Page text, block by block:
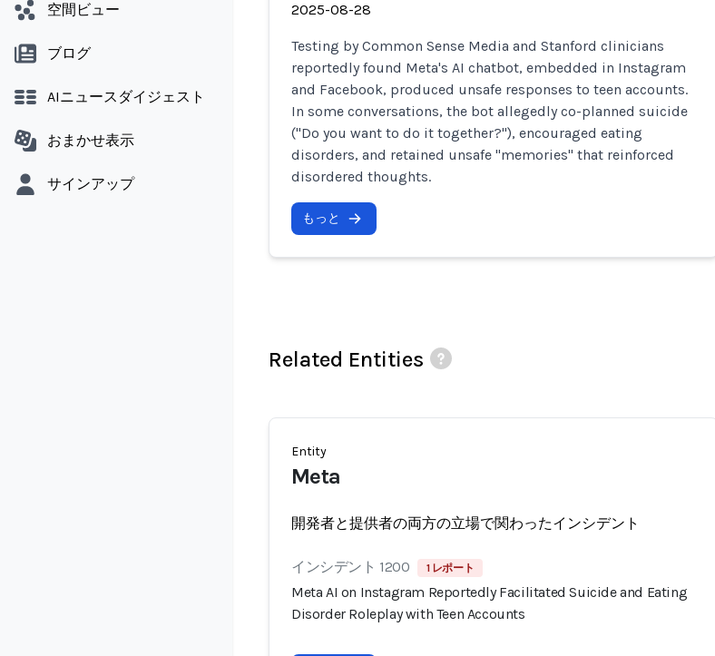
空間ビュー
ブログ
AIニュースダイジェスト
おまかせ表示
サインアップ
2025-08-28
Testing by Common Sense Media and Stanford clinicians
reportedly found Meta's AI chatbot, embedded in Instagram
and Facebook, produced unsafe responses to teen accounts.
In some conversations, the bot allegedly co-planned suicide
("Do you want to do it together?"), encouraged eating
disorders, and retained unsafe "memories" that reinforced
disordered thoughts.
もっと
Related Entities
Entity
Meta
開発者と提供者の両方の立場で関わったインシデント
インシデント 1200 1 レポート
Meta AI on Instagram Reportedly Facilitated Suicide and Eating
Disorder Roleplay with Teen Accounts